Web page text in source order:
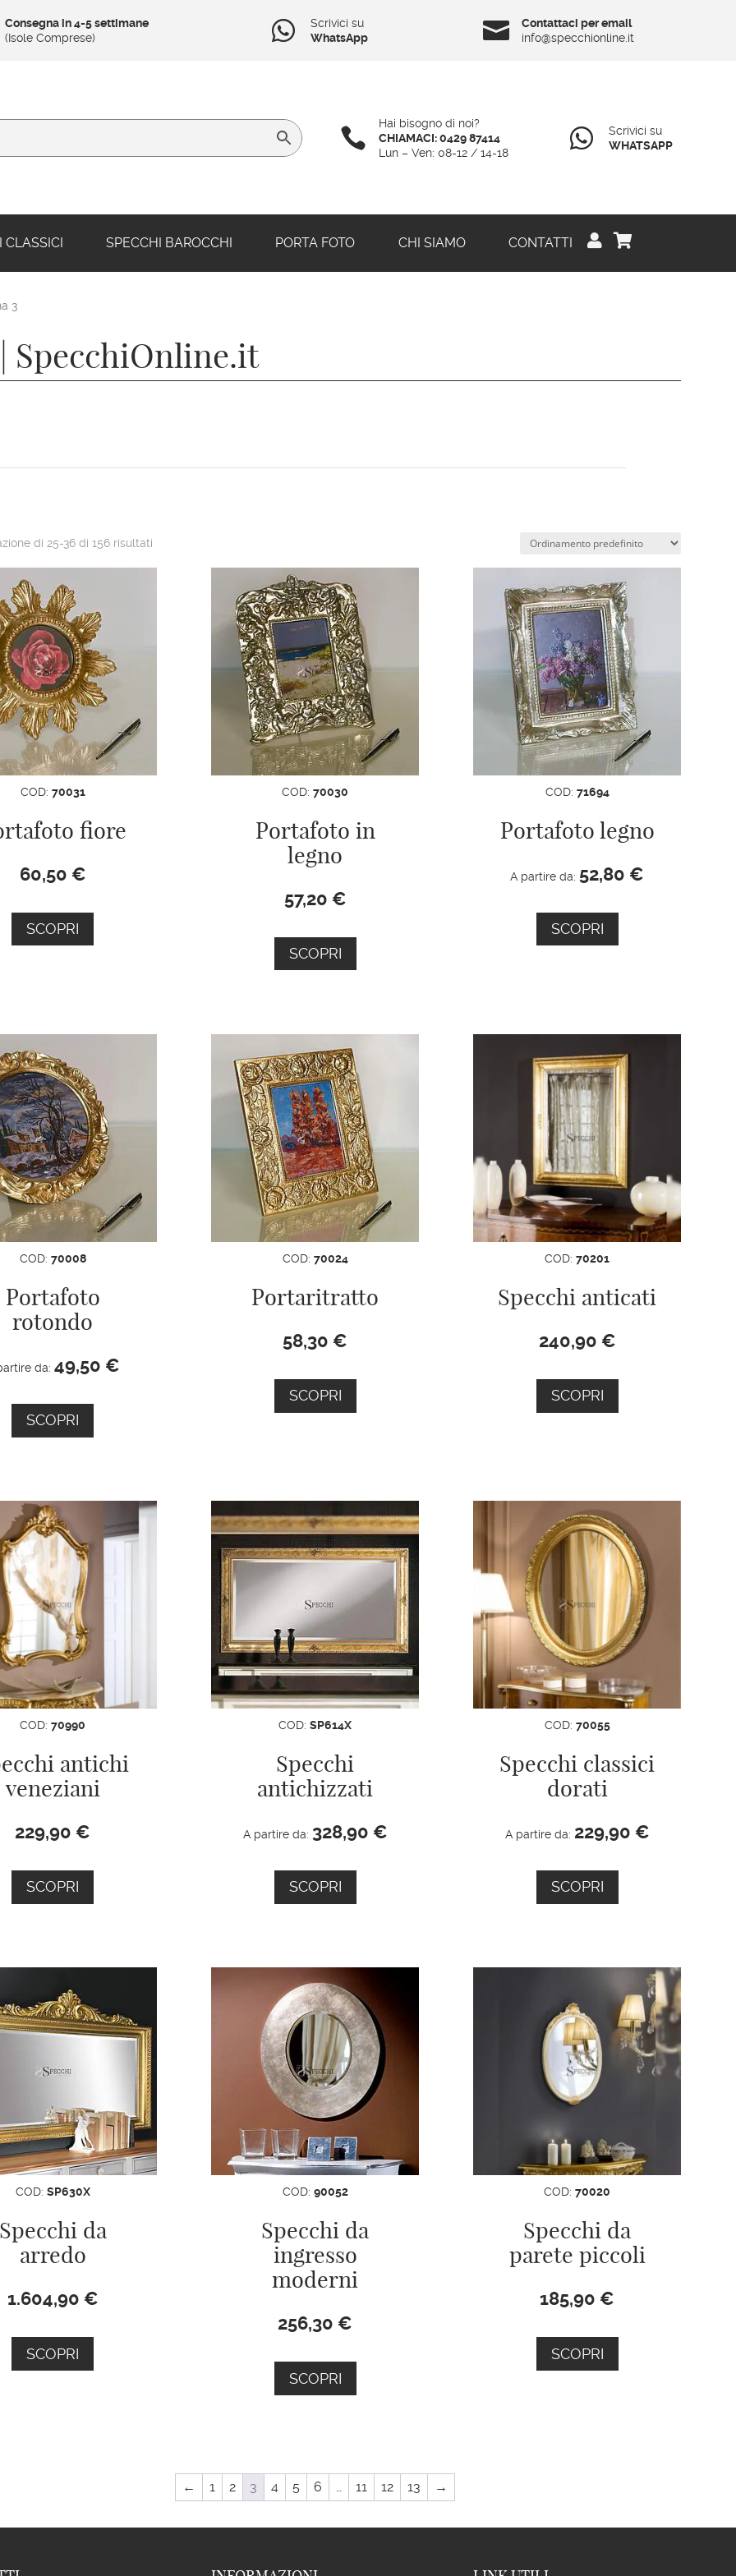
Consegna in 4-5 settimane
(Isole Comprese)

Scrivici su
WhatsApp

Contattaci per email
info@specchionline.it

Hai bisogno di noi?
CHIAMACI: 0429 87414
Lun – Ven: 08-12 / 14-18

Scrivici su
WHATSAPP
CLASSICI SPECCHI BAROCCHI PORTA FOTO CHI SIAMO CONTATTI  
3
SpecchiOnline.it
di 25-36 di 156 risultati
COD: 70031
fiore
60,50 €
SCOPRI
COD: 70030
Portafoto in
legno
57,20 €
SCOPRI
COD: 71694
Portafoto legno
A partire da: 52,80 €
SCOPRI
COD: 70008
Portafoto
rotondo
da:49,50 €
SCOPRI
COD: 70024
Portaritratto
58,30 €
SCOPRI
COD:70201
Specchi anticati
240,90 €
SCOPRI
COD:70990
antichi
veneziani
229,90 €
SCOPRI
COD: SP614X
Specchi
antichizzati
A partire da: 328,90 €
SCOPRI
COD: 70055
Specchi classici
dorati
A partire da: 229,90 €
SCOPRI
COD: SP630X
da
arredo
1.604,90 €
SCOPRI
COD: 90052
Specchi da
ingresso
moderni
256,30 €
SCOPRI
COD:70020
Specchi da
parete piccoli
185,90 €
SCOPRI
← 1 2 3 4 5 6 11 12 13 →